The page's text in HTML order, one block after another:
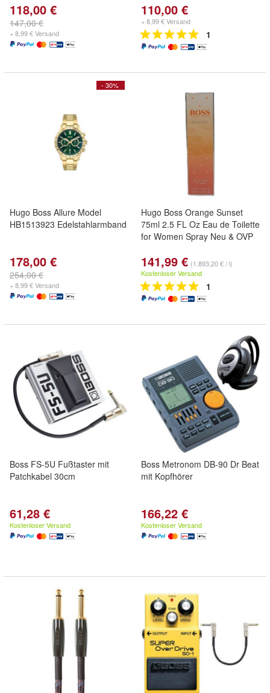
118,00 €
147,00 €
+ 8,99 € Versand
110,00 €
+ 8,99 € Versand
1
- 30%
Hugo Boss Allure Model
HB1513923 Edelstahlarmband
178,00 €
254,00 €
+ 8,99 € Versand
Hugo Boss Orange Sunset
75ml 2.5 FL Oz Eau de Toilette
for Women Spray Neu & OVP
141,99 € (1.893,20 € / l)
Kostenloser Versand
1
Boss FS-5U Fußtaster mit
Patchkabel 30cm
61,28 €
Kostenloser Versand
Boss Metronom DB-90 Dr Beat
mit Kopfhörer
166,22 €
Kostenloser Versand